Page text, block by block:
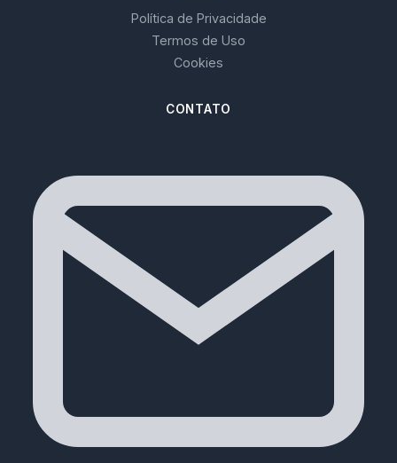
Política de Privacidade
Termos de Uso
Cookies
CONTATO